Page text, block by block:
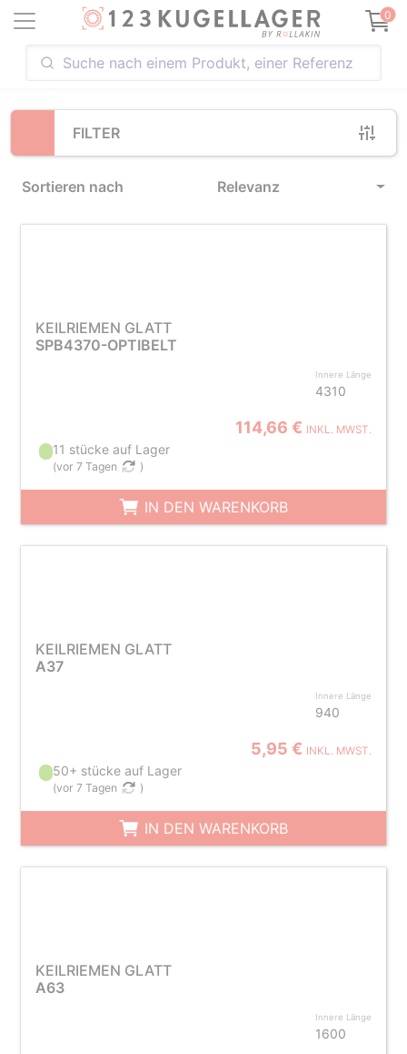
0
FILTER
Sortieren nach Relevanz
Loading...
KEILRIEMEN GLATT
SPB4370-OPTIBELT
Innere Länge
4310
114,66 € INKL. MWST.
11 stücke auf Lager
(vor 7 Tagen )
IN DEN WARENKORB
KEILRIEMEN GLATT
A37
Innere Länge
940
5,95 € INKL. MWST.
50+ stücke auf Lager
(vor 7 Tagen )
IN DEN WARENKORB
KEILRIEMEN GLATT
A63
Innere Länge
1600